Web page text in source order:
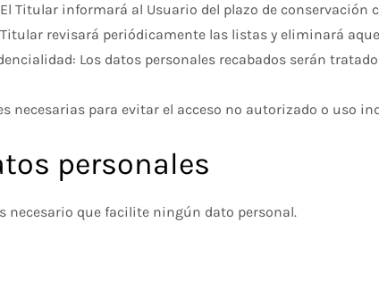
Titular informará al Usuario del plazo de conservación
Titular revisará periódicamente las listas y eliminará
Los datos personales recabados serán
necesarias para evitar el acceso no autorizado o uso
personales
necesario que facilite ningún dato personal.